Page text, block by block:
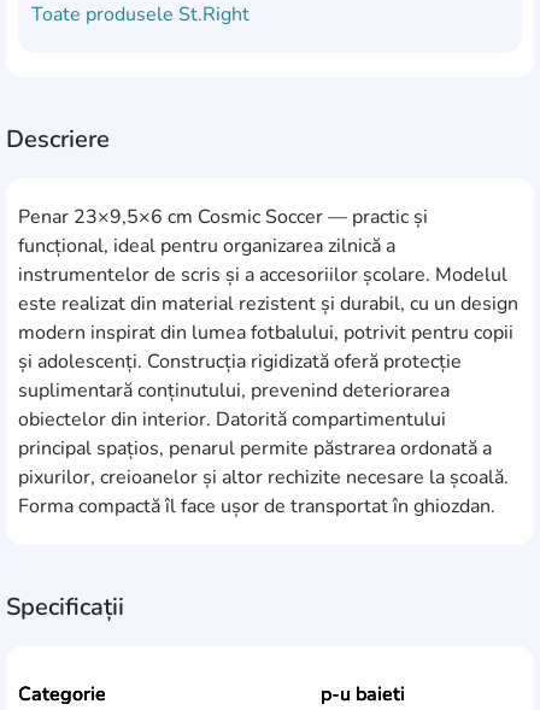
Toate produsele St.Right
Descriere
Penar 23×9,5×6 cm Cosmic Soccer — practic și
funcțional, ideal pentru organizarea zilnică a
instrumentelor de scris și a accesoriilor școlare. Modelul
este realizat din material rezistent și durabil, cu un design
modern inspirat din lumea fotbalului, potrivit pentru copii
și adolescenți. Construcția rigidizată oferă protecție
suplimentară conținutului, prevenind deteriorarea
obiectelor din interior. Datorită compartimentului
principal spațios, penarul permite păstrarea ordonată a
pixurilor, creioanelor și altor rechizite necesare la școală.
Forma compactă îl face ușor de transportat în ghiozdan.
Specificații
Categorie
p-u baieti